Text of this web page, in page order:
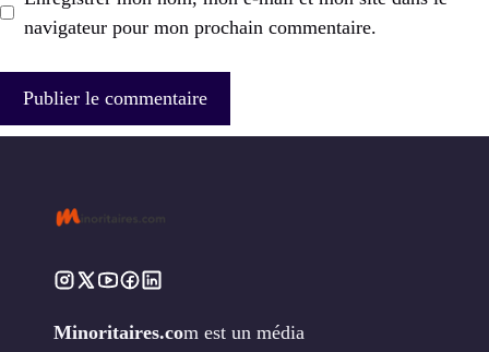
navigateur pour mon prochain commentaire.
Minoritaires.com est un média